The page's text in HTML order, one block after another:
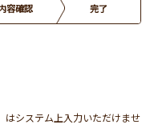
容確認 完了
システム上入力いただけませ